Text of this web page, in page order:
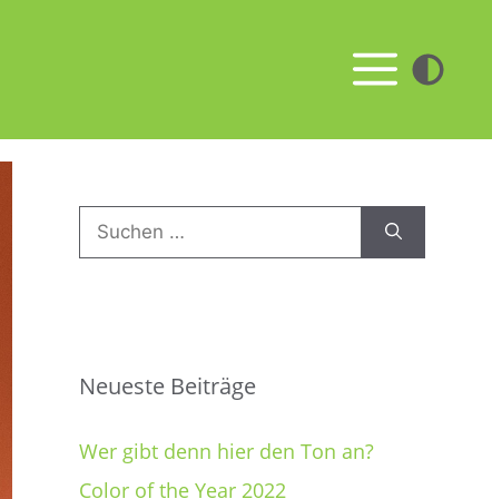
Suchen
nach:
Neueste Beiträge
Wer gibt denn hier den Ton an?
Color of the Year 2022